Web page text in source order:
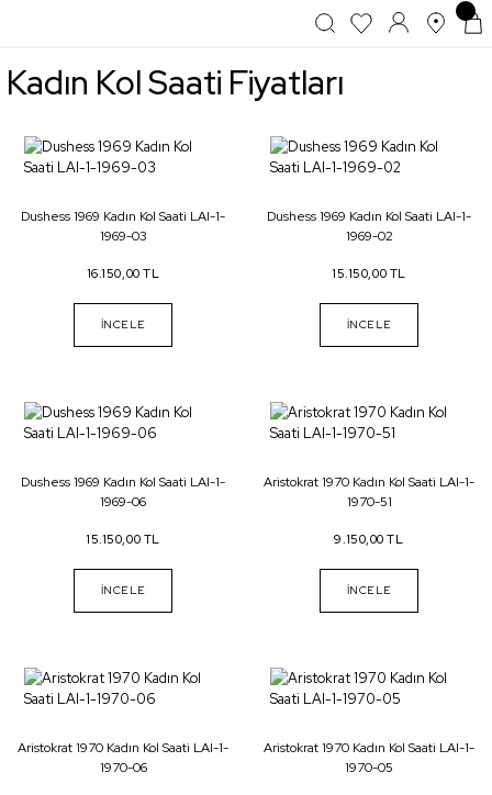
Kadın Kol Saati Fiyatları
Dushess 1969 Kadın Kol Saati LAI-1-
1969-03
16.150,00 TL
İNCELE
Dushess 1969 Kadın Kol Saati LAI-1-
1969-02
15.150,00 TL
İNCELE
Dushess 1969 Kadın Kol Saati LAI-1-
1969-06
15.150,00 TL
İNCELE
Aristokrat 1970 Kadın Kol Saati LAI-1-
1970-51
9.150,00 TL
İNCELE
Aristokrat 1970 Kadın Kol Saati LAI-1-
1970-06
Aristokrat 1970 Kadın Kol Saati LAI-1-
1970-05